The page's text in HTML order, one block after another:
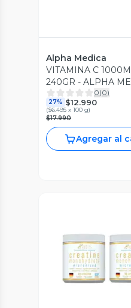
Alpha Medica
VITAMINA C
240GR - ALPHA
0(0)
27% $12.990
($6.495 x 100 g)
$17.990
Agregar al
Vista